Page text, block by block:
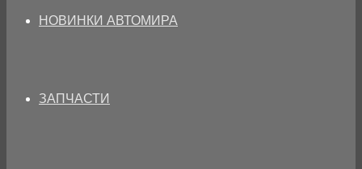
НОВИНКИ АВТОМИРА
ЗАПЧАСТИ